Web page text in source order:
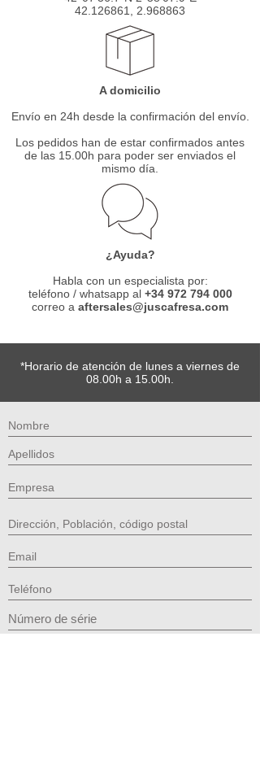
42.126861
2.968863
A domicilio
Envío en 24h desde la confirmación del envío.
Los pedidos han de estar confirmados antes
de las 15.00h para poder ser enviados el
mismo día.
¿Ayuda?
Habla con un especialista por:
teléfono / whatsapp al +34 972 794 000
correo a aftersales@juscafresa.com
*Horario de atención de lunes a viernes de
08.00h a 15.00h.